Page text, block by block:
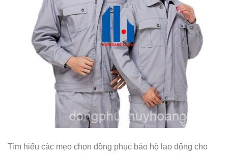
Tìm hiểu các mẹo chọn đồng phục bảo hộ lao động cho